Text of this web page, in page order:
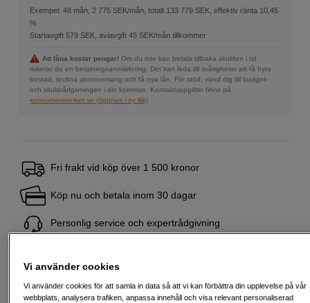
Exempel: 48 mån, 2 775 SEK/mån, totalt 133 779 SEK, effektiv ränta 10,45
%
Startavgift 579 SEK, aviavgift 45 SEK/mån tillkommer
Att låna kostar pengar! Om du inte kan betala tillbaka skulden i tid
riskerar du en betalningsanmärkning. Det kan leda till svårigheter att få hyra
bostad, teckna abonnemang och få nya lån. För stöd, vänd dig till budget-
och skuldrådgivningen i din kommun. Kontaktuppgifter finns på
konsumentverket.se (öppnas i ny flik)
Fri frakt vid köp över 1 500 kronor
Köp nu och betala inom 30 dagar
Personlig service och expertrådgivning
Passande tillbehör Se fler tillbehör
Vi använder cookies
Vi använder cookies för att samla in data så att vi kan förbättra din upplevelse på vår
webbplats, analysera trafiken, anpassa innehåll och visa relevant personaliserad